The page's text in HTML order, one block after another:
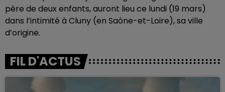
père de deux enfants, auront lieu ce lundi (19 mars)
dans l’intimité à Cluny (en Saône-et-Loire), sa ville
d’origine.
FIL D'ACTUS